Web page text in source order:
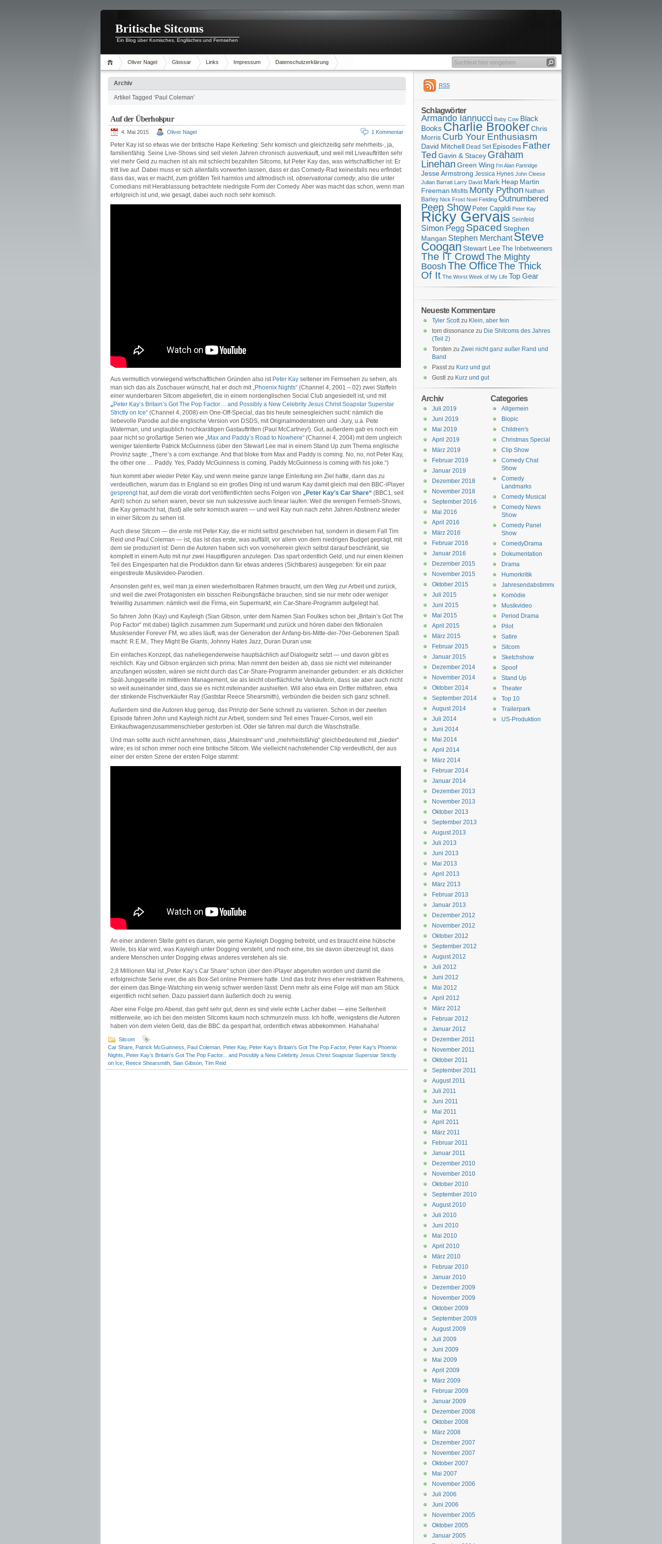
Britische Sitcoms
Ein Blog über Komisches, Englisches und Fernsehen
Oliver Nagel Glossar Links Impressum Datenschutzerklärung
Archiv
Artikel Tagged ‘Paul Coleman’
Auf der Überholspur
4. Mai 2015 Oliver Nagel 1 Kommentar
Peter Kay ist so etwas wie der britische Hape Kerkeling: Sehr komisch und gleichzeitig sehr mehrheits-, ja,
familienfähig. Seine Live-Shows sind seit vielen Jahren chronisch ausverkauft, und weil mit Liveauftritten sehr
viel mehr Geld zu machen ist als mit schlecht bezahlten Sitcoms, tut Peter Kay das, was wirtschaftlicher ist: Er
tritt live auf. Dabei muss er sich allenfalls vorwerfen lassen, dass er das Comedy-Rad keinesfalls neu erfindet:
dass das, was er macht, zum größten Teil harmlos und altmodisch ist, observational comedy, also die unter
Comedians mit Herablassung betrachtete niedrigste Form der Comedy. Aber was macht das schon, wenn man
erfolgreich ist und, wie gesagt, dabei auch noch sehr komisch.
Aus vermutlich vorwiegend wirtschaftlichen Gründen also ist Peter Kay seltener im Fernsehen zu sehen, als
man sich das als Zuschauer wünscht, hat er doch mit„Phoenix Nights“ (Channel 4, 2001 – 02) zwei Staffeln
einer wunderbaren Sitcom abgeliefert, die in einem nordenglischen Social Club angesiedelt ist, und mit
„Peter Kay’s Britain’s Got The Pop Factor… and Possibly a New Celebrity Jesus Christ Soapstar Superstar
Strictly on Ice“ (Channel 4, 2008) ein One-Off-Special, das bis heute seinesgleichen sucht: nämlich die
liebevolle Parodie auf die englische Version von DSDS, mit Originalmoderatoren und -Jury, u.a. Pete
Waterman, und unglaublich hochkarätigen Gastauftritten (Paul McCartney!). Gut, außerdem gab es noch ein
paar nicht so großartige Serien wie „Max and Paddy’s Road to Nowhere“ (Channel 4, 2004) mit dem ungleich
weniger talentierte Patrick McGuinness (über den Stewart Lee mal in einem Stand Up zum Thema englische
Provinz sagte: „There’s a corn exchange. And that bloke from Max and Paddy is coming. No, no, not Peter Kay,
the other one … Paddy. Yes, Paddy McGuinness is coming. Paddy McGuinness is coming with his joke.“)
Nun kommt aber wieder Peter Kay, und wenn meine ganze lange Einleitung ein Ziel hatte, dann das zu
verdeutlichen, warum das in England so ein großes Ding ist und warum Kay damit gleich mal den BBC-iPlayer
gesprengthat, auf dem die vorab dort veröffentlichten sechs Folgen von „Peter Kay’s Car Share“ (BBC1, seit
April) schon zu sehen waren, bevor sie nun sukzessive auch linear laufen: Weil die wenigen Fernseh-Shows,
die Kay gemacht hat, (fast) alle sehr komisch waren — und weil Kay nun nach zehn Jahren Abstinenz wieder
in einer Sitcom zu sehen ist.
Auch diese Sitcom — die erste mit Peter Kay, die er nicht selbst geschrieben hat, sondern in diesem Fall Tim
Reid und Paul Coleman — ist, das ist das erste, was auffällt, vor allem von dem niedrigen Budget geprägt, mit
dem sie produziert ist: Denn die Autoren haben sich von vorneherein gleich selbst darauf beschränkt, sie
komplett in einem Auto mit nur zwei Hauptfiguren anzulegen. Das spart ordentlich Geld, und nur einen kleinen
Teil des Eingesparten hat die Produktion dann für etwas anderes (Sichtbares) ausgegeben: für ein paar
eingestreute Musikvideo-Parodien.
Ansonsten geht es, weil man ja einen wiederholbaren Rahmen braucht, um den Weg zur Arbeit und zurück,
und weil die zwei Protagonisten ein bisschen Reibungsfläche brauchen, sind sie nur mehr oder weniger
freiwillig zusammen: nämlich weil die Firma, ein Supermarkt, ein Car-Share-Programm aufgelegt hat.
So fahren John (Kay) und Kayleigh (Sian Gibson, unter dem Namen Sian Foulkes schon bei „Britain’s Got The
Pop Factor“ mit dabei) täglich zusammen zum Supermarkt und zurück und hören dabei den fiktionalen
Musiksender Forever FM, wo alles läuft, was der Generation der Anfang-bis-Mitte-der-70er-Geborenen Spaß
macht: R.E.M., They Might Be Giants, Johnny Hates Jazz, Duran Duran usw.
Ein einfaches Konzept, das naheliegenderweise hauptsächlich auf Dialogwitz setzt — und davon gibt es
reichlich. Kay und Gibson ergänzen sich prima: Man nimmt den beiden ab, dass sie nicht viel miteinander
anzufangen wüssten, wären sie nicht durch das Car-Share-Programm aneinander gebunden: er als dicklicher
Spät-Junggeselle im mittleren Management, sie als leicht oberflächliche Verkäuferin, dass sie aber auch nicht
so weit auseinander sind, dass sie es nicht miteinander aushielten. Will also etwa ein Dritter mitfahren, etwa
der stinkende Fischverkäufer Ray (Gaststar Reece Shearsmith), verbünden die beiden sich ganz schnell.
Außerdem sind die Autoren klug genug, das Prinzip der Serie schnell zu variieren. Schon in der zweiten
Episode fahren John und Kayleigh nicht zur Arbeit, sondern sind Teil eines Trauer-Corsos, weil ein
Einkaufswagenzusammenschieber gestorben ist. Oder sie fahren mal durch die Waschstraße.
Und man sollte auch nicht annehmen, dass „Mainstream“ und „mehrheitsfähig“ gleichbedeutend mit „bieder“
wäre; es ist schon immer noch eine britische Sitcom. Wie vielleicht nachstehender Clip verdeutlicht, der aus
einer der ersten Szene der ersten Folge stammt:
An einer anderen Stelle geht es darum, wie gerne Kayleigh Dogging betreibt, und es braucht eine hübsche
Weile, bis klar wird, was Kayleigh unter Dogging versteht, und noch eine, bis sie davon überzeugt ist, dass
andere Menschen unter Dogging etwas anderes verstehen als sie.
2,8 Millionen Mal ist „Peter Kay’s Car Share“ schon über den iPlayer abgerufen worden und damit die
erfolgreichste Serie ever, die als Box-Set online Premiere hatte. Und das trotz ihres eher restriktiven Rahmens,
der einem das Binge-Watching ein wenig schwer werden lässt: Denn mehr als eine Folge will man am Stück
eigentlich nicht sehen. Dazu passiert dann äußerlich doch zu wenig.
Aber eine Folge pro Abend, das geht sehr gut, denn es sind viele echte Lacher dabei — eine Seltenheit
mittlerweile, wo ich bei den meisten Sitcoms kaum noch schmunzeln muss. Ich hoffe, wenigstens die Autoren
haben von dem vielen Geld, das die BBC da gespart hat, ordentlich etwas abbekommen. Hahahaha!
Sitcom
Car Share Patrick McGuinness Paul Coleman Peter Kay, Peter Kay's Britain's Got The Pop Factor, Peter Kay's Phoenix
Nights
Peter Kay’s Britain’s Got The Pop Factor... and Possibly a New Celebrity Jesus Christ Soapstar Superstar Strictly
on Ice Reece Shearsmith Sian Gibson Tim Reid
RSS
Schlagwörter
Armando Iannucci Baby Cow Black
Books Charlie BrookerChris
Morris Curb Your Enthusiasm
David Mitchell Dead Set Episodes Father
Ted Gavin & Stacey Graham
Linehan Green Wing I'm Alan Partridge
Jesse Armstrong Jessica Hynes John Cleese
Julian Barratt Larry David Mark Heap Martin
Freeman Misfits Monty Python Nathan
Barley Nick Frost Noel Fielding Outnumbered
Peep Show Peter Capaldi Peter Kay
Ricky Gervais Seinfeld
Simon Pegg Spaced Stephen
Mangan Stephen Merchant Steve
CooganStewart Lee The Inbetweeners
The IT Crowd The Mighty
Boosh The OfficeThe Thick
Of It The Worst Week of My Life Top Gear
Neueste Kommentare
Tyler Scottzu Klein, aber fein
tom dissonance zu Die Shitcoms des Jahres
(Teil 2)
Torsten zu Zwei nicht ganz außer Rand und
Band
Passtzu Kurz und gut
Gustl zu Kurz und gut
Categories
Allgemein
Biopic
Children's
Christmas Special
Clip Show
Comedy Chat
Show
Comedy
Landmarks
Comedy Musical
Comedy News
Show
Comedy Panel
Show
ComedyDrama
Dokumentation
Drama
Humorkritik
Jahresendabstimmung
Komödie
Musikvideo
Period Drama
Pilot
Satire
Sitcom
Sketchshow
Spoof
Stand Up
Theater
Top 10
Trailerpark
US-Produktion
Archiv
Juli 2019
Juni 2019
Mai 2019
April 2019
März 2019
Februar 2019
Januar 2019
Dezember 2018
November 2018
September 2016
Mai 2016
April 2016
März 2016
Februar 2016
Januar 2016
Dezember 2015
November 2015
Oktober 2015
Juli 2015
Juni 2015
Mai 2015
April 2015
März 2015
Februar 2015
Januar 2015
Dezember 2014
November 2014
Oktober 2014
September 2014
August 2014
Juli 2014
Juni 2014
Mai 2014
April 2014
März 2014
Februar 2014
Januar 2014
Dezember 2013
November 2013
Oktober 2013
September 2013
August 2013
Juli 2013
Juni 2013
Mai 2013
April 2013
März 2013
Februar 2013
Januar 2013
Dezember 2012
November 2012
Oktober 2012
September 2012
August 2012
Juli 2012
Juni 2012
Mai 2012
April 2012
März 2012
Februar 2012
Januar 2012
Dezember 2011
November 2011
Oktober 2011
September 2011
August 2011
Juli 2011
Juni 2011
Mai 2011
April 2011
März 2011
Februar 2011
Januar 2011
Dezember 2010
November 2010
Oktober 2010
September 2010
August 2010
Juli 2010
Juni 2010
Mai 2010
April 2010
März 2010
Februar 2010
Januar 2010
Dezember 2009
November 2009
Oktober 2009
September 2009
August 2009
Juli 2009
Juni 2009
Mai 2009
April 2009
März 2009
Februar 2009
Januar 2009
Dezember 2008
Oktober 2008
März 2008
Dezember 2007
November 2007
Oktober 2007
Mai 2007
November 2006
Juli 2006
Juni 2006
November 2005
Oktober 2005
Januar 2005